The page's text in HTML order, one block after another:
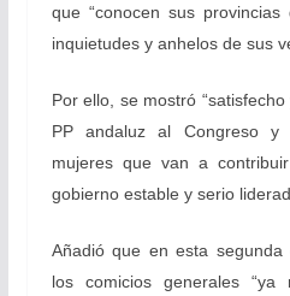
que “conocen sus
inquietudes y anhelos de sus
Por ello, se mostró
PP andaluz al Congreso y
mujeres que van a
gobierno estable y serio
Añadió que en esta segunda
los comicios generales “ya